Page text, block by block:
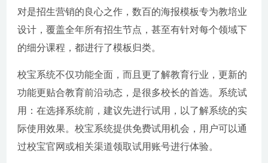
对是招生营销的良心之作，数百的海报模板专为教培业
设计，覆盖全年所有招生节点，甚至有针对每个领域下
的细分课程，都进行了模板归类。
校宝系统不仅功能全面，而且更了解教育行业，更新的
功能更贴合教育前沿动态，是很多校长的首选。系统试
用：在选择系统前，建议先进行试用，以了解系统的实
际使用效果。校宝系统提供免费试用机会，用户可以通
过校宝官网或相关渠道领取试用账号进行体验。